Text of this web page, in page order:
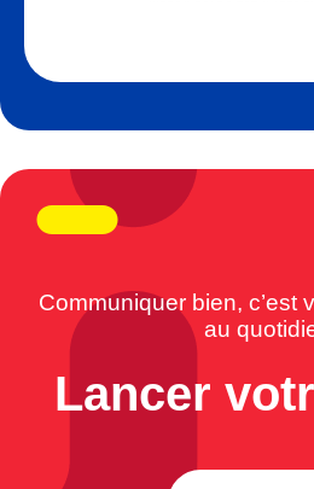
Communiquer bien, c’est
au
Lancer